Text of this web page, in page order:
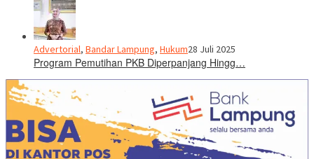
Advertorial, Bandar Lampung, Hukum28 Juli 2025
Program Pemutihan PKB Diperpanjang Hingg…